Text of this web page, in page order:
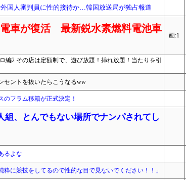
国人審判員に性的接待か…韓国放送局が独占報道
車が復活 最新鋭水素燃料電池車
画:1
編2 その店は定額制で、遊び放題！挿れ放題！当たりを引
セントを抜いたらこうなるww
フラム移籍が正式決定！
組、とんでもない場所でナンパされてし
るよな
粋に競技をしてるので性的な目で見ないでください！！」